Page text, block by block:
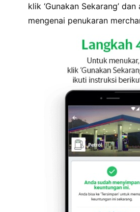
klik ‘Gunakan Sekarang’
mengenai penukaran